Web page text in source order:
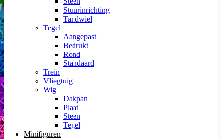
Stuurinrichting
Tandwiel
Tegel
Aangepast
Bedrukt
Rond
Standaard
Trein
Vliegtuig
Wig
Dakpan
Plaat
Steen
Tegel
Minifiguren